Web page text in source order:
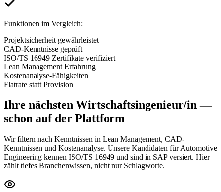
Funktionen im Vergleich:
Projektsicherheit gewährleistet
CAD-Kenntnisse geprüft
ISO/TS 16949 Zertifikate verifiziert
Lean Management Erfahrung
Kostenanalyse-Fähigkeiten
Flatrate statt Provision
Ihre nächsten Wirtschaftsingenieur/in—
schon auf der Plattform
Wir filtern nach Kenntnissen in Lean Management, CAD-
Kenntnissen und Kostenanalyse. Unsere Kandidaten für Automotive
Engineering kennen ISO/TS 16949 und sind in SAP versiert. Hier
zählt tiefes Branchenwissen, nicht nur Schlagworte.